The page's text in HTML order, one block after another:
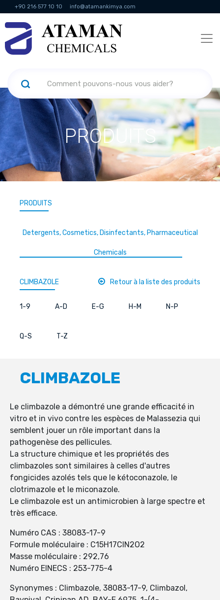
+90 216 577 10 10 info@atamankimya.com
KVKK Politikası Services de la société de l'information
humaines
PRODUITS
PRODUITS
Detergents, Cosmetics, Disinfectants, Pharmaceutical
Chemicals
CLIMBAZOLE Retour à la liste des produits
1-9 A-D E-G H-M N-P
Q-S T-Z
CLIMBAZOLE
Le climbazole a démontré une grande efficacité in
vitro et in vivo contre les espèces de Malassezia qui
semblent jouer un rôle important dans la
pathogenèse des pellicules.
La structure chimique et les propriétés des
climbazoles sont similaires à celles d'autres
fongicides azolés tels que le kétoconazole, le
clotrimazole et le miconazole.
Le climbazole est un antimicrobien à large spectre et
très efficace.
Numéro CAS : 38083-17-9
Formule moléculaire : C15H17ClN2O2
Masse moléculaire : 292,76
Numéro EINECS : 253-775-4
Synonymes : Climbazole, 38083-17-9, Climbazol,